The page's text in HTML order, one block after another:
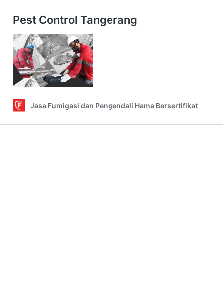
Pest Control Tangerang
Jasa Fumigasi dan Pengendali Hama Bersertifikat